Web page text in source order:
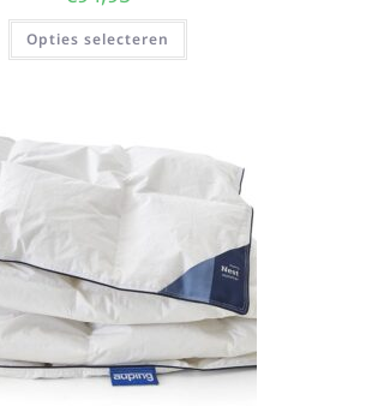
Opties selecteren